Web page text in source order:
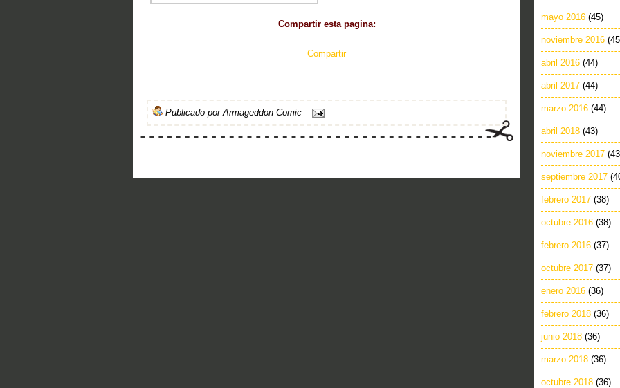
Compartir esta pagina:
Compartir
Publicado porArmageddon Comic
mayo 2016 (45)
noviembre 2016
abril 2016 (44)
abril 2017 (44)
marzo 2016 (44)
abril 2018 (43)
noviembre 2017
septiembre 2017
febrero 2017 (38)
octubre 2016 (38)
febrero 2016 (37)
octubre 2017 (37)
enero 2016 (36)
febrero 2018 (36)
junio 2018 (36)
marzo 2018 (36)
octubre 2018 (36)